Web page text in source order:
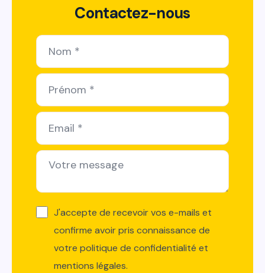
Contactez-nous
J'accepte de recevoir vos e-mails et
confirme avoir pris connaissance de
votre politique de confidentialité et
mentions légales.